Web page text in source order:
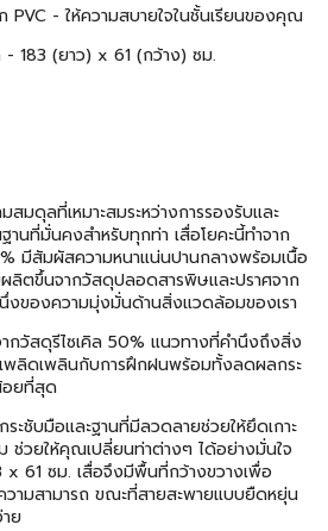
PVC - ให้ความสบายใจในชั้นเรียนของคุณ
- 183 (ยาว) x 61 (กว้าง) ซม.
สมดุลที่เหมาะสมระหว่างการรองรับและ
นที่มั่นคงสำหรับทุกท่า เสื่อโยคะนี้ทำจาก
มีสัมผัสความหนาแน่นปานกลางพร้อมเนื้อ
ตขึ้นจากวัสดุปลอดสารพิษและปราศจาก
งของความมุ่งมั่นด้านสิ่งแวดล้อมของเรา
กวัสดุรีไซเคิล 50% แนวทางที่คำนึงถึงสิ่ง
พลิดเพลินกับการฝึกฝนพร้อมทั้งลดผลกระ
อยที่สุด
ชับมือและฐานที่มีลวดลายช่วยให้ยึดเกาะ
ช่วยให้คุณเปลี่ยนท่าต่างๆ ได้อย่างมั่นใจ
61 ซม. เสื่อจึงมีพื้นที่กว้างขวางเพื่อ
ามสามารถ ขณะที่สายสะพายแบบยืดหยุ่น
ย